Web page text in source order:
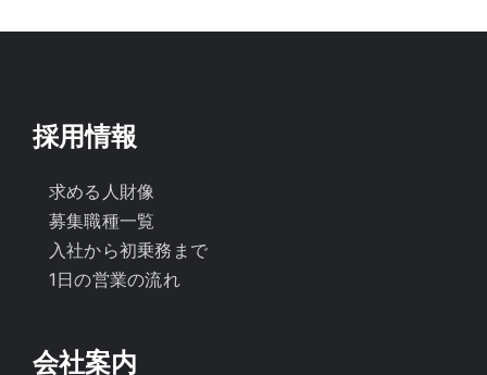
採用情報
求める人財像
募集職種一覧
入社から初乗務まで
1日の営業の流れ
会社案内